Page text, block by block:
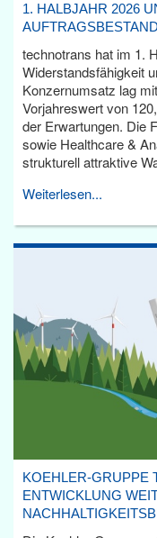
1. HALBJAHR 2026
technotrans hat im 1.
Widerstandsfähigkeit
Konzernumsatz lag
Vorjahreswert von
der Erwartungen. Die
sowie Healthcare &
strukturell attraktive
Weiterlesen...
KOEHLER-GRUPPE
ENTWICKLUNG